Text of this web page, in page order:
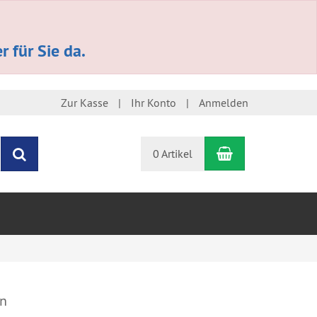
für Sie da.
Zur Kasse Ihr Konto Anmelden
0 Artikel Warenkorb